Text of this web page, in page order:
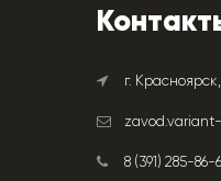
г.
zavod.variant-
8 (391) 285-86-